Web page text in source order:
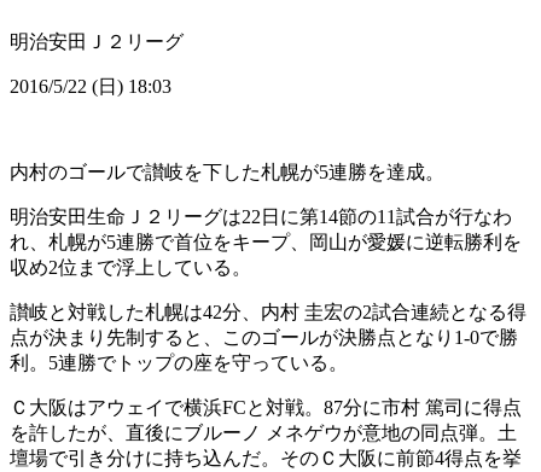
明治安田Ｊ２リーグ
2016/5/22 (日) 18:03
内村のゴールで讃岐を下した札幌が5連勝を達成。
明治安田生命Ｊ２リーグは22日に第14節の11試合が行なわ
れ、札幌が5連勝で首位をキープ、岡山が愛媛に逆転勝利を
収め2位まで浮上している。
讃岐と対戦した札幌は42分、内村 圭宏の2試合連続となる得
点が決まり先制すると、このゴールが決勝点となり1-0で勝
利。5連勝でトップの座を守っている。
Ｃ大阪はアウェイで横浜FCと対戦。87分に市村 篤司に得点
を許したが、直後にブルーノ メネゲウが意地の同点弾。土
壇場で引き分けに持ち込んだ。そのＣ大阪に前節4得点を挙